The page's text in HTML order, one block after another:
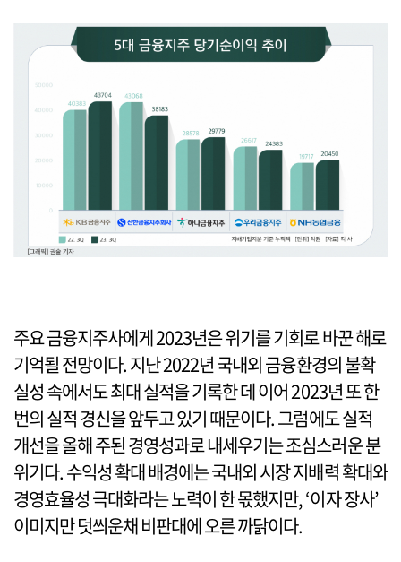
주요 금융지주사에게 2023년은 위기를 기회로 바꾼 해로
기억될 전망이다. 지난 2022년 국내외 금융환경의 불확
실성 속에서도 최대 실적을 기록한 데 이어 2023년 또 한
번의 실적 경신을 앞두고 있기 때문이다. 그럼에도 실적
개선을 올해 주된 경영성과로 내세우기는 조심스러운 분
위기다. 수익성 확대 배경에는 국내외 시장 지배력 확대와
경영효율성 극대화라는 노력이 한 몫했지만, ‘이자 장사’
이미지만 덧씌운채 비판대에 오른 까닭이다.